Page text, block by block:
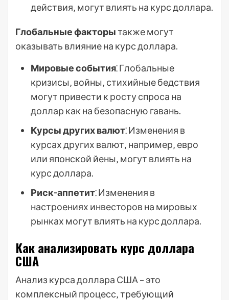
действия‚ могут влиять на курс доллара.
Глобальные факторытакже могут
оказывать влияние на курс доллара.
Мировые события⁚ Глобальные
кризисы‚ войны‚ стихийные бедствия
могут привести к росту спроса на
доллар как на безопасную гавань.
Курсы других валют⁚ Изменения в
курсах других валют‚ например‚ евро
или японской йены‚ могут влиять на
курс доллара.
Риск-аппетит⁚ Изменения в
настроениях инвесторов на мировых
рынках могут влиять на курс доллара.
Как анализировать курс доллара
США
Анализ курса доллара США – это
комплексный процесс‚ требующий